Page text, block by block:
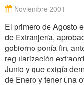
Noviembre 2001
El primero de Agosto
de Extranjería,
gobierno ponía fin,
regularización
Junio y que exigía
de Enero y tener una